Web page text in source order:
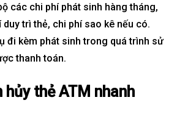
các chi phí phát sinh hàng tháng,
duy trì thẻ, chi phí sao kê nếu có.
đi kèm phát sinh trong quá trình sử
thanh toán.
hủy thẻ ATM nhanh